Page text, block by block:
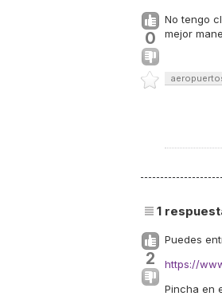
0
No tengo
mejor
1
2
Puedes
https://
Pincha en